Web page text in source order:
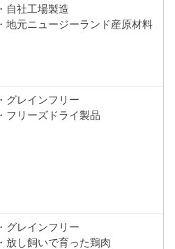
・自社工場製造
・地元ニュージーランド産原材料
・グレインフリー
・フリーズドライ製品
・グレインフリー
・放し飼いで育った鶏肉